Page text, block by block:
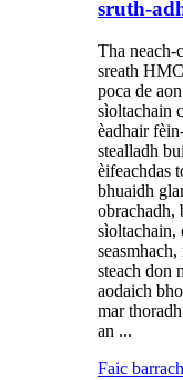
sruth-
Tha neach-
sreath
poca de
sìoltachain
èadhair
stealladh
èifeachdas
bhuaidh
obrachadh,
sìoltachain,
steach don
aodaich
mar
an ...
Faic